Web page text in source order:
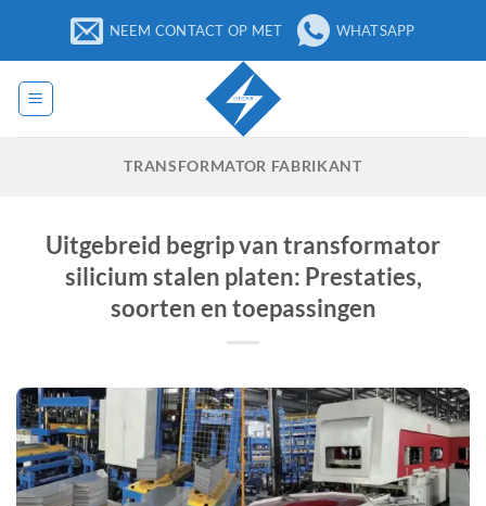
inhoud
NEEM CONTACT OP MET WHATSAPP
TRANSFORMATOR FABRIKANT
Uitgebreid begrip van transformator
silicium stalen platen: Prestaties,
soorten en toepassingen